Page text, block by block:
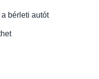
bérleti autót